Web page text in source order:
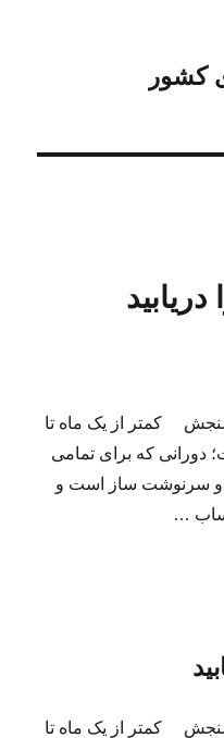
کشور
سنجش کمتر از یک ماه تا
دورانی که برای تمامی
و سرنوشت ساز است و
…
سنجش کمتر از یک ماه تا